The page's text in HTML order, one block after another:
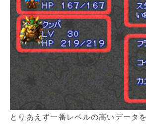
とりあえず一番レベルの高いデータ